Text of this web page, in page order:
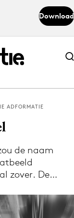
Download
Abonneer nu
Abonneer nu
Adformatie
ADFORMATIE
de naam
zover. De…